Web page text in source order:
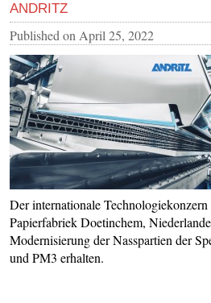
ANDRITZ
Published on April 25, 2022
Der internationale
Papierfabriek Doetinchem,
Modernisierung der Nasspartien der
und PM3 erhalten.